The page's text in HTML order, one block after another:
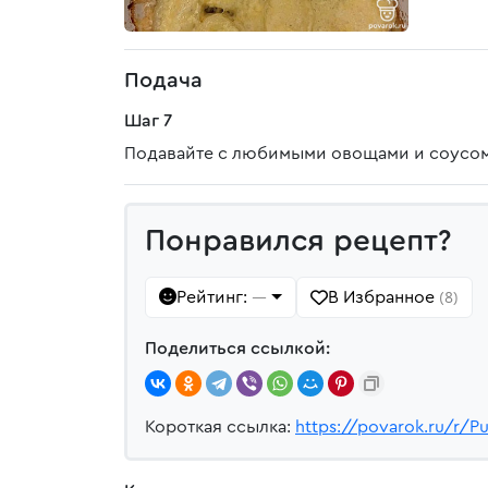
Подача
Шаг 7
Подавайте с любимыми овощами и
Понравился рецепт?
Рейтинг: — В Избранное (8)
Поделиться ссылкой:
Короткая ссылка: https://povarok.ru/r/